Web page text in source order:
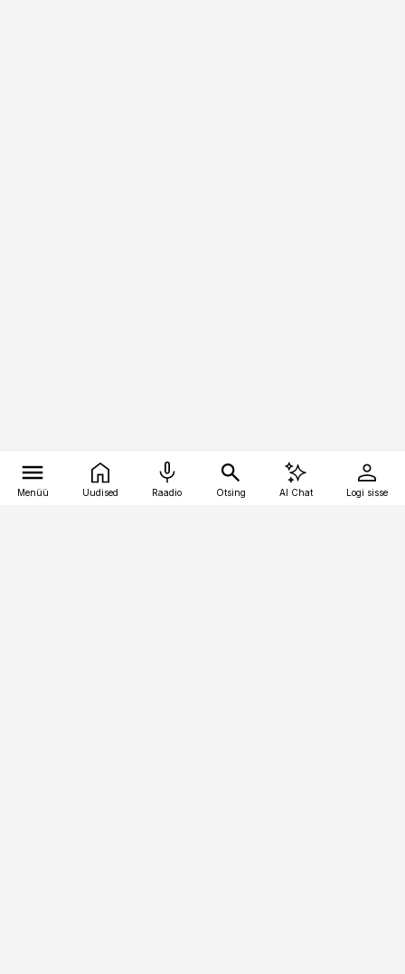
Menüü Uudised Raadio Otsing AI Chat Logi sisse